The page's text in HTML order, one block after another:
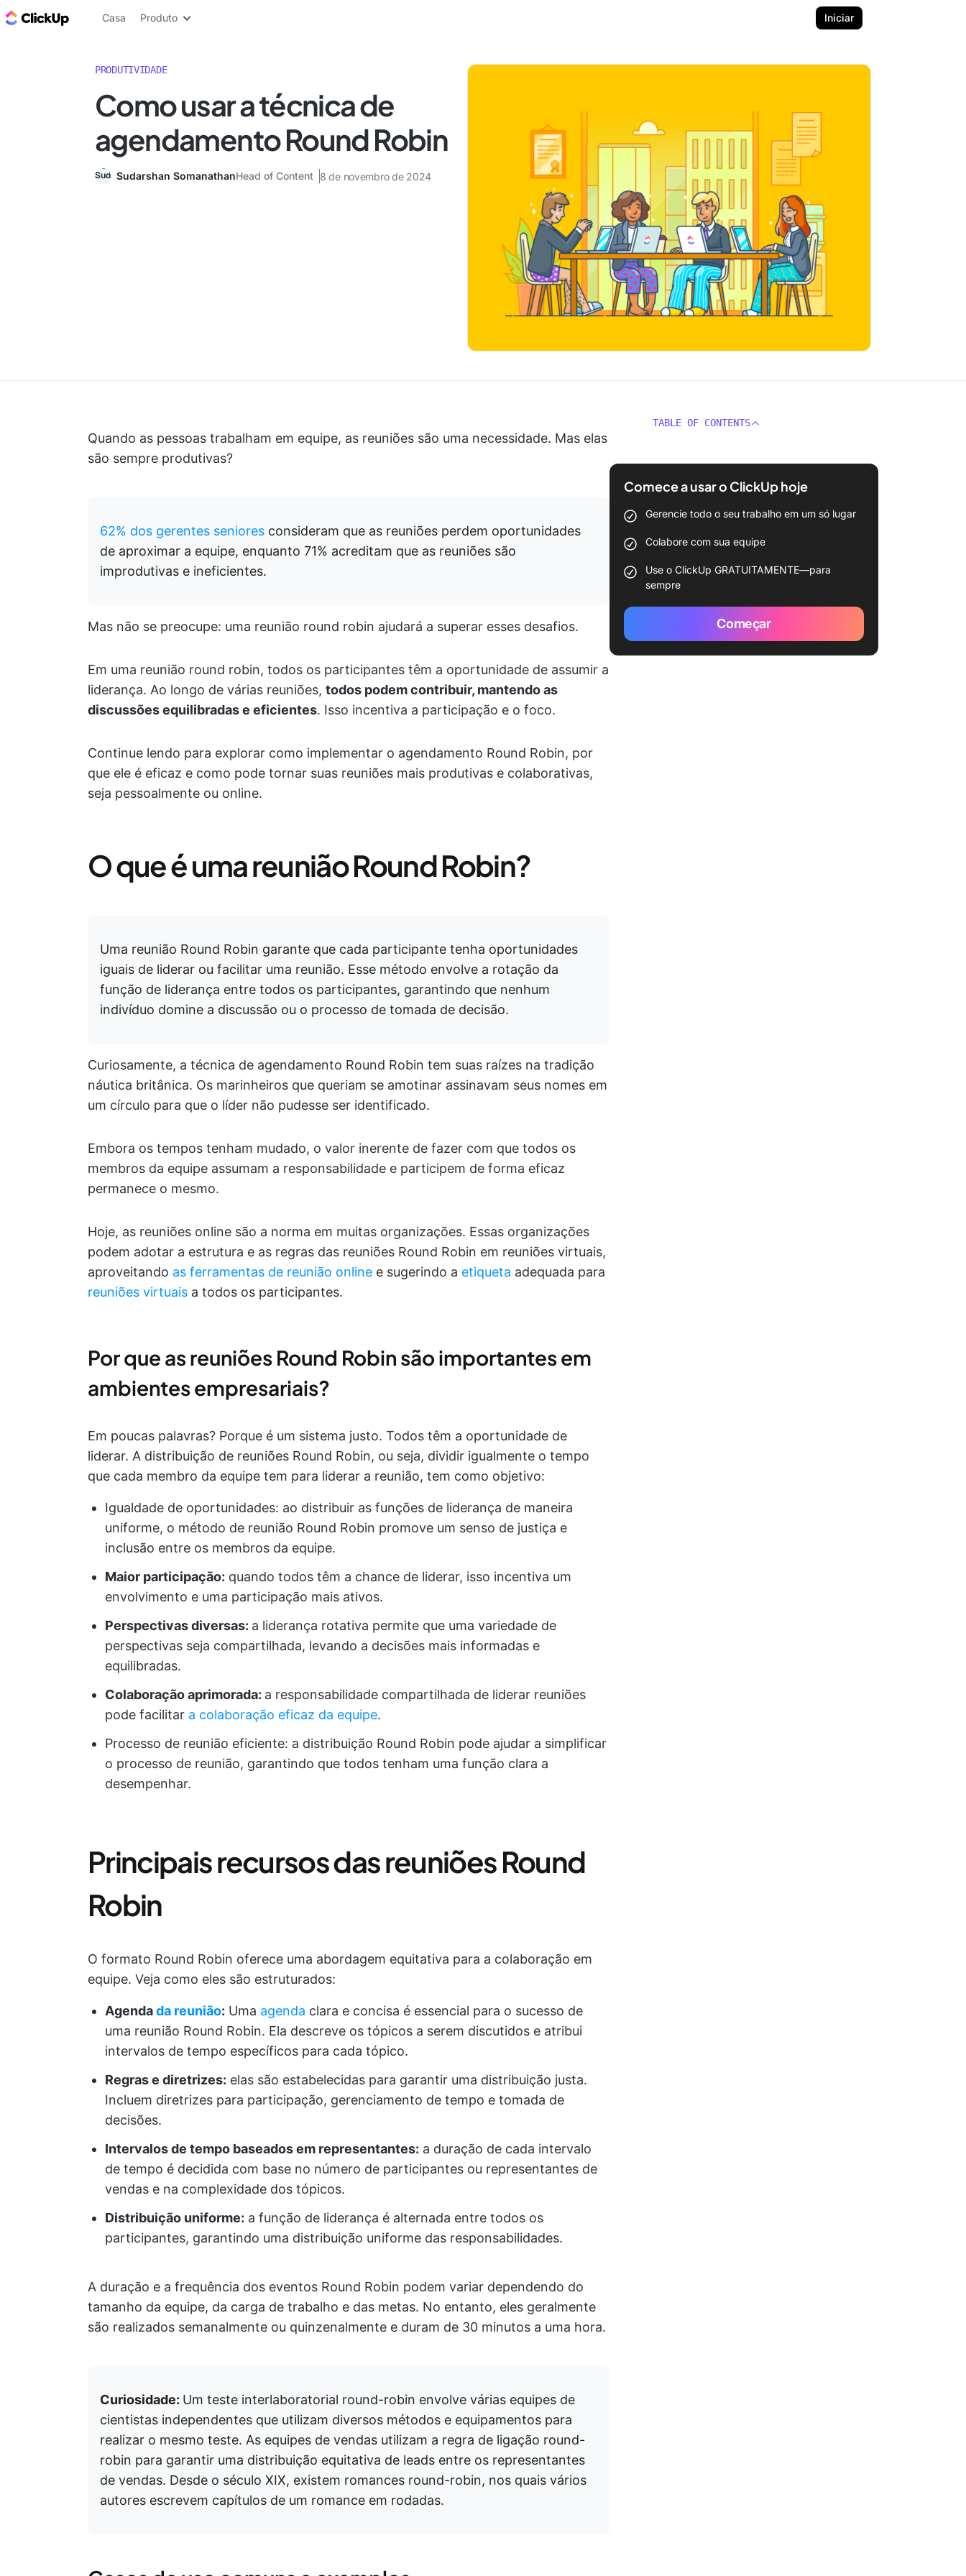
ClickUp Blogue
Casa Produto Iniciar
PRODUTIVIDADE
Como usar a técnica de
agendamento Round Robin
Sudarshan SomanathanHead of Content 8 de novembro de 2024
Quando as pessoas trabalham em equipe, as reuniões são uma necessidade. Mas elas
são sempre produtivas?
62% dos gerentes seniores consideram que as reuniões perdem oportunidades
de aproximar a equipe, enquanto 71% acreditam que as reuniões são
improdutivas e ineficientes.
Mas não se preocupe: uma reunião round robin ajudará a superar esses desafios.
Em uma reunião round robin, todos os participantes têm a oportunidade de assumir a
liderança. Ao longo de várias reuniões, todos podem contribuir, mantendo as
discussões equilibradas e eficientes. Isso incentiva a participação e o foco.
Continue lendo para explorar como implementar o agendamento Round Robin, por
que ele é eficaz e como pode tornar suas reuniões mais produtivas e colaborativas,
seja pessoalmente ou online.
O que é uma reunião Round Robin?
Uma reunião Round Robin garante que cada participante tenha oportunidades
iguais de liderar ou facilitar uma reunião. Esse método envolve a rotação da
função de liderança entre todos os participantes, garantindo que nenhum
indivíduo domine a discussão ou o processo de tomada de decisão.
Curiosamente, a técnica de agendamento Round Robin tem suas raízes na tradição
náutica britânica. Os marinheiros que queriam se amotinar assinavam seus nomes em
um círculo para que o líder não pudesse ser identificado.
Embora os tempos tenham mudado, o valor inerente de fazer com que todos os
membros da equipe assumam a responsabilidade e participem de forma eficaz
permanece o mesmo.
Hoje, as reuniões online são a norma em muitas organizações. Essas organizações
podem adotar a estrutura e as regras das reuniões Round Robin em reuniões virtuais,
aproveitando as ferramentas de reunião online e sugerindo a etiqueta adequada para
reuniões virtuais a todos os participantes.
Por que as reuniões Round Robin são importantes em
ambientes empresariais?
Em poucas palavras? Porque é um sistema justo. Todos têm a oportunidade de
liderar. A distribuição de reuniões Round Robin, ou seja, dividir igualmente o tempo
que cada membro da equipe tem para liderar a reunião, tem como objetivo:
Igualdade de oportunidades: ao distribuir as funções de liderança de maneira
uniforme, o método de reunião Round Robin promove um senso de justiça e
inclusão entre os membros da equipe.
Maior participação: quando todos têm a chance de liderar, isso incentiva um
envolvimento e uma participação mais ativos.
Perspectivas diversas: a liderança rotativa permite que uma variedade de
perspectivas seja compartilhada, levando a decisões mais informadas e
equilibradas.
Colaboração aprimorada: a responsabilidade compartilhada de liderar reuniões
pode facilitar a colaboração eficaz da equipe.
Processo de reunião eficiente: a distribuição Round Robin pode ajudar a simplificar
o processo de reunião, garantindo que todos tenham uma função clara a
desempenhar.
Principais recursos das reuniões Round
Robin
O formato Round Robin oferece uma abordagem equitativa para a colaboração em
equipe. Veja como eles são estruturados:
Agendada reunião: Uma agenda clara e concisa é essencial para o sucesso de
uma reunião Round Robin. Ela descreve os tópicos a serem discutidos e atribui
intervalos de tempo específicos para cada tópico.
Regras e diretrizes: elas são estabelecidas para garantir uma distribuição justa.
Incluem diretrizes para participação, gerenciamento de tempo e tomada de
decisões.
Intervalos de tempo baseados em representantes: a duração de cada intervalo
de tempo é decidida com base no número de participantes ou representantes de
vendas e na complexidade dos tópicos.
Distribuição uniforme: a função de liderança é alternada entre todos os
participantes, garantindo uma distribuição uniforme das responsabilidades.
A duração e a frequência dos eventos Round Robin podem variar dependendo do
tamanho da equipe, da carga de trabalho e das metas. No entanto, eles geralmente
são realizados semanalmente ou quinzenalmente e duram de 30 minutos a uma hora.
Curiosidade: Um teste interlaboratorial round-robin envolve várias equipes de
cientistas independentes que utilizam diversos métodos e equipamentos para
realizar o mesmo teste. As equipes de vendas utilizam a regra de ligação round-
robin para garantir uma distribuição equitativa de leads entre os representantes
de vendas. Desde o século XIX, existem romances round-robin, nos quais vários
autores escrevem capítulos de um romance em rodadas.
TABLE OF CONTENTS
Comece a usar o ClickUp hoje
Gerencie todo o seu trabalho em um só lugar
Colabore com sua equipe
Use o ClickUp GRATUITAMENTE—para
sempre
Começar